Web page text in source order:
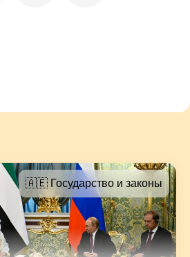
🇦🇪 Государство и законы